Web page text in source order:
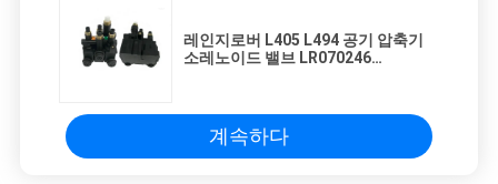
레인지로버 L405 L494 공기 압축기
소레노이드 밸브 LR070246
계속하다